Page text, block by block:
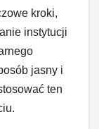
kroki,
instytucji
jasny i
ten